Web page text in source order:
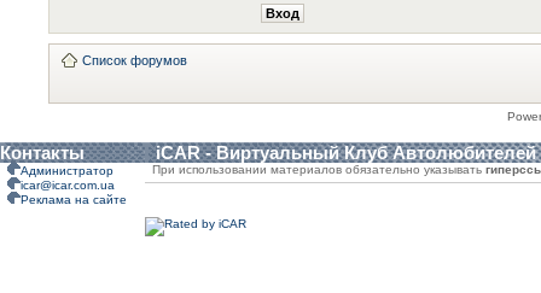
Список форумов
Контакты iCAR - Виртуальный Клуб Автолюбителей
Администратор
icar@icar.com.ua
Реклама на сайте
При использовании материалов обязательно указывать